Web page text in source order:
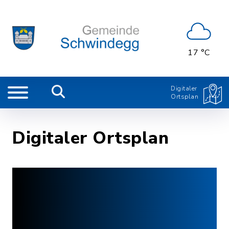
17 °C
Digitaler
Ortsplan
Digitaler Ortsplan